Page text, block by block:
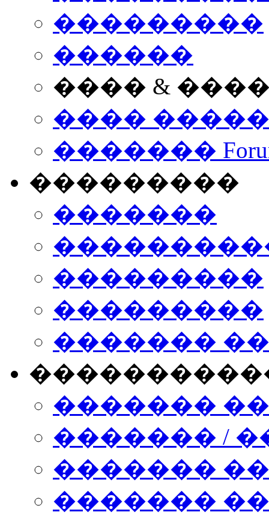
���������
������
���� &
����
�������
���������
�������
���������
���������
�������
�������
������� /
�������
������� ���